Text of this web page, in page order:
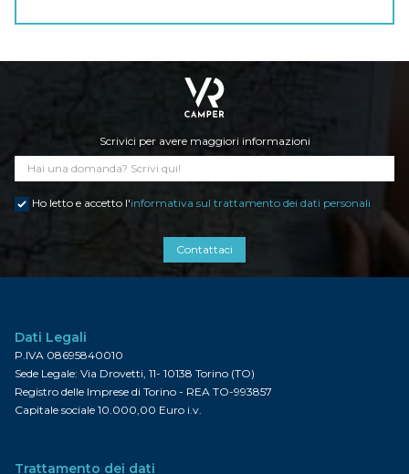
Scrivici per avere maggiori informazioni
Ho letto e accetto l'informativa sul trattamento dei dati personali
Contattaci
Dati Legali
P.IVA 08695840010
Sede Legale: Via Drovetti, 11- 10138 Torino (TO)
Registro delle Imprese di Torino - REA TO-993857
Capitale sociale 10.000,00 Euro i.v.
Trattamento dei dati